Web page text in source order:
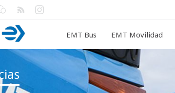
EMT Bus EMT Movilidad